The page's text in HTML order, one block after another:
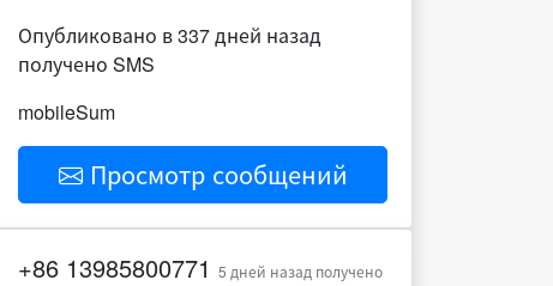
Опубликовано в 337 дней назад
получено SMS
mobileSum
Просмотр сообщений
+86 13985800771 5 дней назад получено